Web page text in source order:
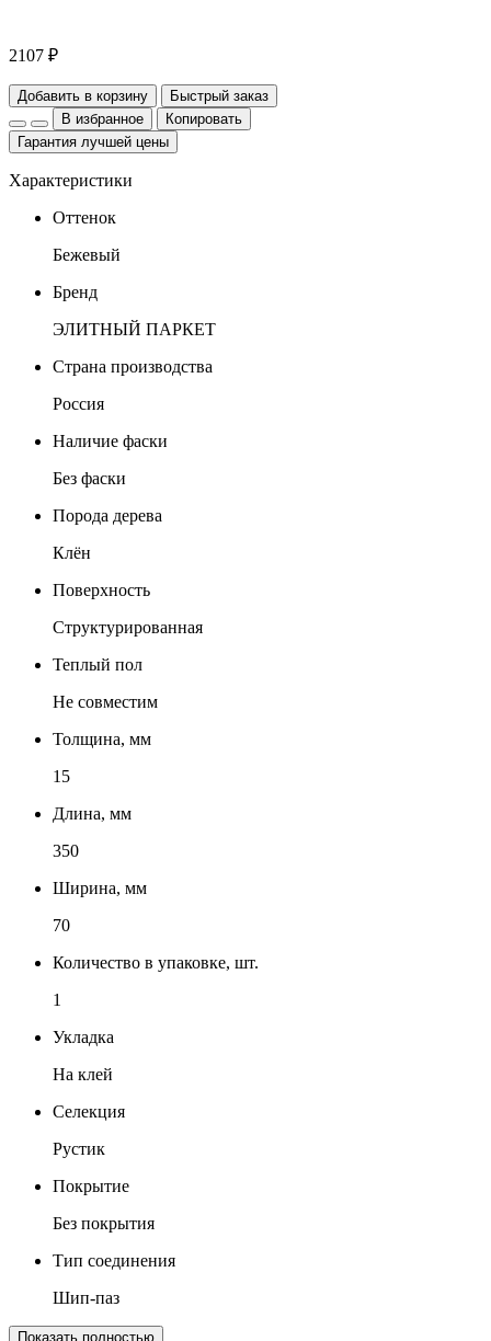
2107 ₽
Добавить в корзину
Быстрый заказ
В избранное
Копировать
Гарантия лучшей цены
Характеристики
Оттенок
Бежевый
Бренд
ЭЛИТНЫЙ ПАРКЕТ
Страна производства
Россия
Наличие фаски
Без фаски
Порода дерева
Клён
Поверхность
Структурированная
Теплый пол
Не совместим
Толщина, мм
15
Длина, мм
350
Ширина, мм
70
Количество в упаковке, шт.
1
Укладка
На клей
Селекция
Рустик
Покрытие
Без покрытия
Тип соединения
Шип-паз
Показать полностью